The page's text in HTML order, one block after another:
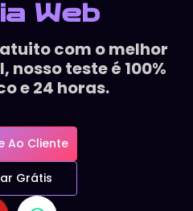
Web
IPTV
com o melhor
nosso teste é 100%
e 24 horas.
Ao Cliente
Grátis